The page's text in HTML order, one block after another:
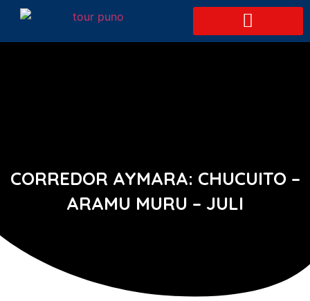
CORREDOR AYMARA: CHUCUITO –
ARAMU MURU – JULI